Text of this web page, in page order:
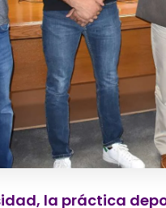
la práctica